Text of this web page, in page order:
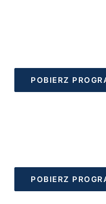
POBIERZ
POBIERZ